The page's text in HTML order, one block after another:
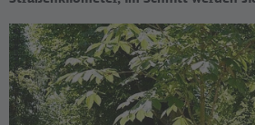
©
Sabine Adler